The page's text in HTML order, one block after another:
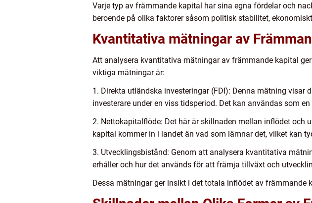
Varje typ av främmande kapital har sina egna fördelar och
beroende på olika faktorer såsom politisk stabilitet,
Kvantitativa mätningar av
Att analysera kvantitativa mätningar av främmande kapital
viktiga mätningar är:
1. Direkta utländska investeringar (FDI): Denna mätning
investerare under en viss tidsperiod. Det kan användas som
2. Nettokapitalflöde: Det här är skillnaden mellan inflödet
kapital kommer in i landet än vad som lämnar det, vilket kan
3. Utvecklingsbistånd: Genom att analysera kvantitativa
erhåller och hur det används för att främja tillväxt och
Dessa mätningar ger insikt i det totala inflödet av främmande